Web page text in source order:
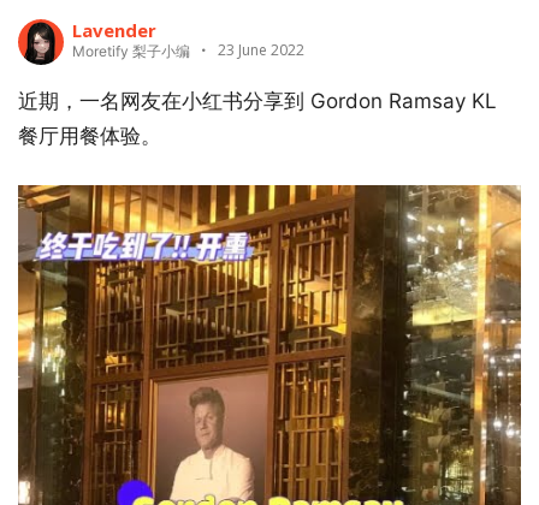
Lavender
Moretify 梨子小编 23 June 2022
近期，一名网友在小红书分享到 Gordon Ramsay KL
餐厅用餐体验。